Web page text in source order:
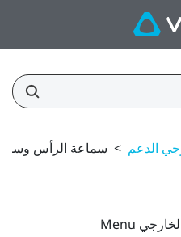
> سماعة الرأس